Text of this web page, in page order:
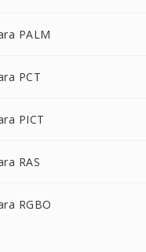
PALM
PCT
PICT
RAS
RGBO